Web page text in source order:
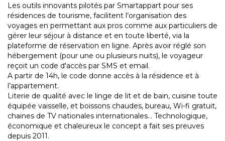
Les outils innovants pilotés par Smartappart pour ses
résidences de tourisme, facilitent l’organisation des
voyages en permettant aux pros comme aux particuliers de
gérer leur séjour à distance et en toute liberté, via la
plateforme de réservation en ligne. Après avoir réglé son
hébergement (pour une ou plusieurs nuits), le voyageur
reçoit un code d'accès par SMS et email.
A partir de 14h, le code donne accès à la résidence et à
l’appartement.
Literie de qualité avec le linge de lit et de bain, cuisine toute
équipée vaisselle, et boissons chaudes, bureau, Wi-fi gratuit,
chaines de TV nationales internationales… Technologique,
économique et chaleureux le concept a fait ses preuves
depuis 2011.